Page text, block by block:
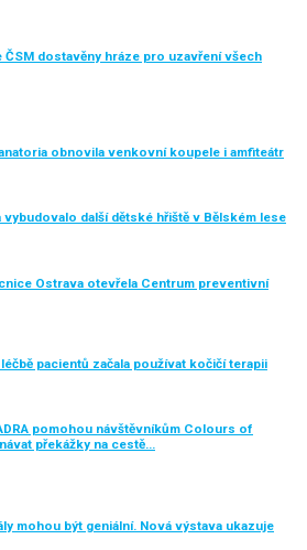
ČSM dostavěny hráze pro uzavření všech
obnovila venkovní koupele i amfiteátr
vybudovalo další dětské hřiště v Bělském lese
Ostrava otevřela Centrum preventivní
pacientů začala používat kočičí terapii
pomohou návštěvníkům Colours of
překážky na cestě…
mohou být geniální. Nová výstava ukazuje